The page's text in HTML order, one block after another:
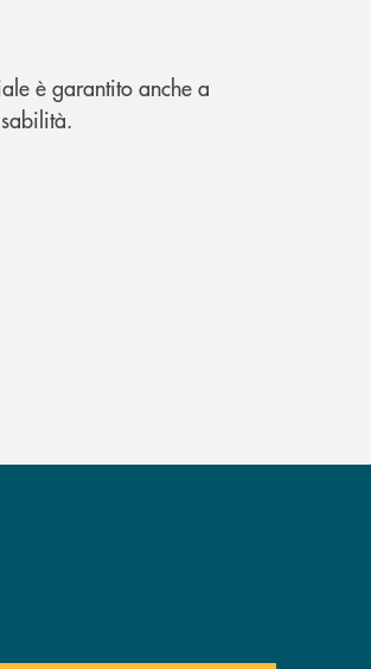
è garantito anche a